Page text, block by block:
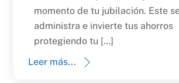
momento de tu jubilación. Este
administra e invierte tus ahorros
protegiendo tu […]
Leer más...